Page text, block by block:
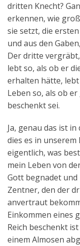
dritten Knecht?
erkennen, wie
sie setzt, die
und aus den
Der dritte
lebt so, als ob er
erhalten hätte,
Leben so, als ob
beschenkt sei.
Ja, genau das ist
dies es in unserem
eigentlich, was
mein Leben von
Gott begnadet und
Zentner, den der
anvertraut
Einkommen eines
Reich beschenkt
einem Almosen